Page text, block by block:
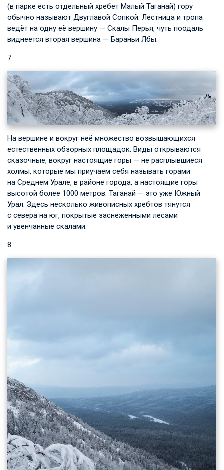
(в парке есть отдельный хребет Малый Таганай) гору
обычно называют Двуглавой Сопкой. Лестница и тропа
ведёт на одну её вершину — Скалы Перья, чуть поодаль
виднеется вторая вершина — Бараньи Лбы.
7
На вершине и вокруг неё множество возвышающихся
естественных обзорных площадок. Виды открываются
сказочные, вокруг настоящие горы — не расплывшиеся
холмы, которые мы приучаем себя называть горами
на Среднем Урале, в районе города, а настоящие горы
высотой более 1000 метров. Таганай — это уже Южный
Урал. Здесь несколько живописных хребтов тянутся
с севера на юг, покрытые заснеженными лесами
и увенчанные скалами.
8